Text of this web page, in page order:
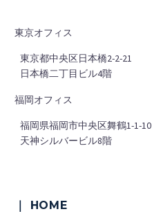
東京オフィス
東京都中央区日本橋2-2-21
日本橋二丁目ビル4階
福岡オフィス
福岡県福岡市中央区舞鶴1-1-10
天神シルバービル8階
｜ HOME